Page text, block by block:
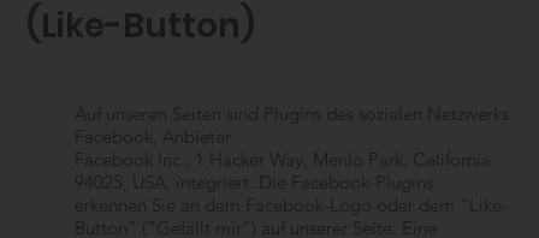
(Like-Button)
Auf unseren Seiten sind Plugins des sozialen Netzwerks
Facebook, Anbieter
Facebook Inc., 1 Hacker Way, Menlo Park, California
94025, USA, integriert. Die Facebook-Plugins
erkennen Sie an dem Facebook-Logo oder dem “Like-
Button” (“Gefällt mir”) auf unserer Seite. Eine